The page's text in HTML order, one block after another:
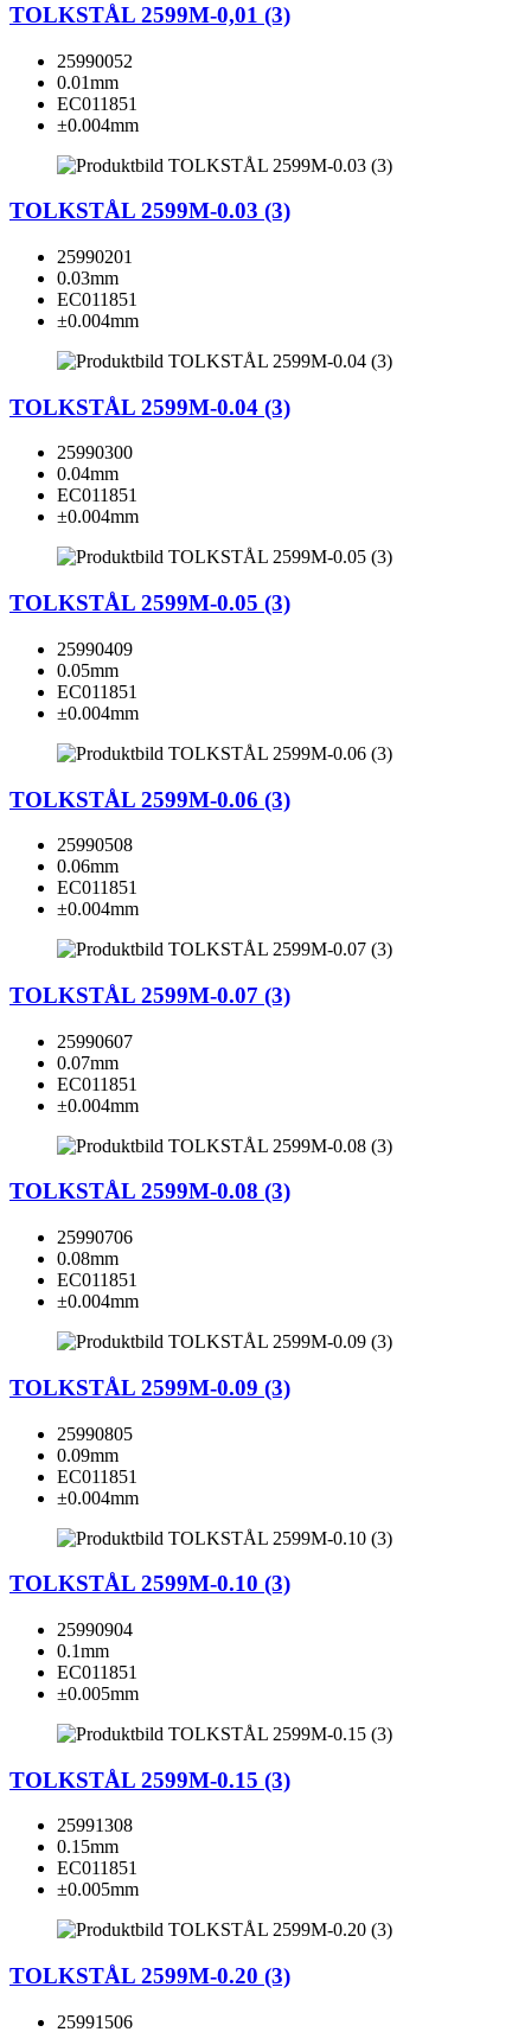
TOLKSTÅL 2599M-0,01 (3)
25990052
0.01mm
EC011851
±0.004mm
TOLKSTÅL 2599M-0.03 (3)
25990201
0.03mm
EC011851
±0.004mm
TOLKSTÅL 2599M-0.04 (3)
25990300
0.04mm
EC011851
±0.004mm
TOLKSTÅL 2599M-0.05 (3)
25990409
0.05mm
EC011851
±0.004mm
TOLKSTÅL 2599M-0.06 (3)
25990508
0.06mm
EC011851
±0.004mm
TOLKSTÅL 2599M-0.07 (3)
25990607
0.07mm
EC011851
±0.004mm
TOLKSTÅL 2599M-0.08 (3)
25990706
0.08mm
EC011851
±0.004mm
TOLKSTÅL 2599M-0.09 (3)
25990805
0.09mm
EC011851
±0.004mm
TOLKSTÅL 2599M-0.10 (3)
25990904
0.1mm
EC011851
±0.005mm
TOLKSTÅL 2599M-0.15 (3)
25991308
0.15mm
EC011851
±0.005mm
TOLKSTÅL 2599M-0.20 (3)
25991506